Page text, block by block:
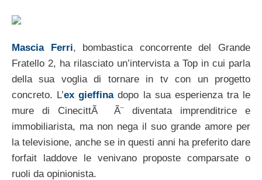
Mascia Ferri, bombastica concorrente del Grande
Fratello 2, ha rilasciato un’intervista a Top in cui parla
della sua voglia di tornare in tv con un progetto
concreto. L’ex gieffinadopo la sua esperienza tra le
mure di CinecittÃ Ã¨ diventata imprenditrice e
immobiliarista, ma non nega il suo grande amore per
la televisione, anche se in questi anni ha preferito dare
forfait laddove le venivano proposte comparsate o
ruoli da opinionista.